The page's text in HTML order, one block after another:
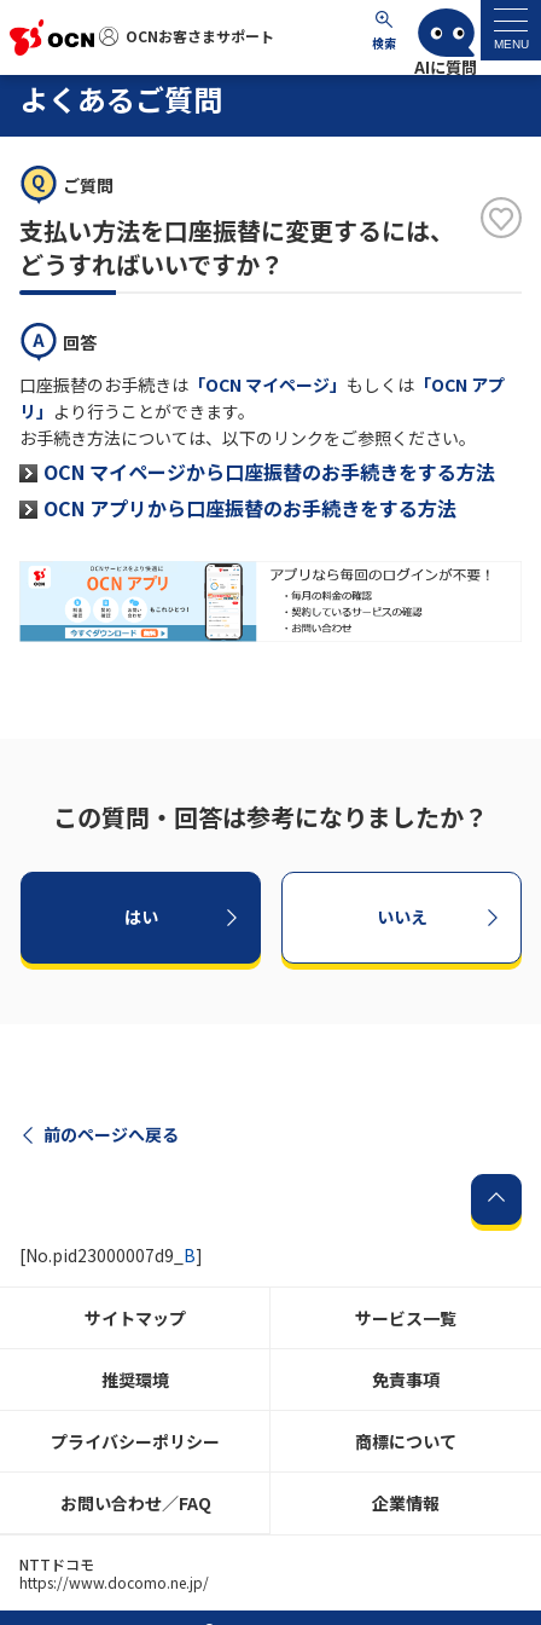
OCNお客さまサポート 検索 MENU
OCNお客さまサポート
サポートトップ
サービス名から探す
工事・故障情報
各種ダウンロード
履歴・お気に入り
OCN サービス一覧
よくあるご質問
ご質問
支払い方法を口座振替に変更するには、
どうすればいいですか？
回答
口座振替のお手続きは 「OCN マイページ」 もしくは 「OCN アプ
リ」 より行うことができます。
お手続き方法については、以下のリンクをご参照ください。
OCN マイページから口座振替のお手続きをする方法
OCN アプリから口座振替のお手続きをする方法
この質問・回答は参考になりましたか？
はい いいえ
前のページへ戻る
[No.pid23000007d9_ B]
サイトマップ サービス一覧
推奨環境 免責事項
プライバシーポリシー 商標について
お問い合わせ／FAQ 企業情報
NTTドコモ
https://www.docomo.ne.jp/